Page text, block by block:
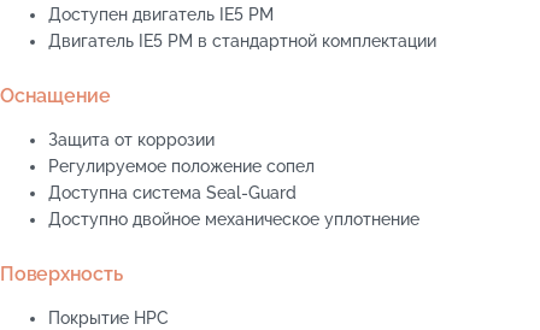
Доступен двигатель IE5 PM
Двигатель IE5 PM в стандартной комплектации
Оснащение
Защита от коррозии
Регулируемое положение сопел
Доступна система Seal-Guard
Доступно двойное механическое уплотнение
Поверхность
Покрытие HPC